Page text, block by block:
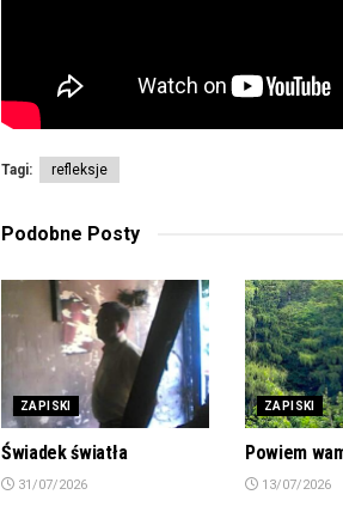
Tagi: refleksje
Podobne Posty
ZAPISKI
Świadek światła
31/07/2026
ZAPISKI
Powiem
13/07/2026